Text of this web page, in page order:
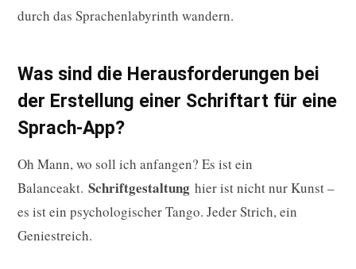
durch das Sprachenlabyrinth wandern.
Was sind die Herausforderungen bei
der Erstellung einer Schriftart für eine
Sprach-App?
Oh Mann, wo soll ich anfangen? Es ist ein
Balanceakt. Schriftgestaltung hier ist nicht nur Kunst –
es ist ein psychologischer Tango. Jeder Strich, ein
Geniestreich.